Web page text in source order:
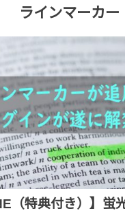
ラインマーカー
（特典付き）】蛍